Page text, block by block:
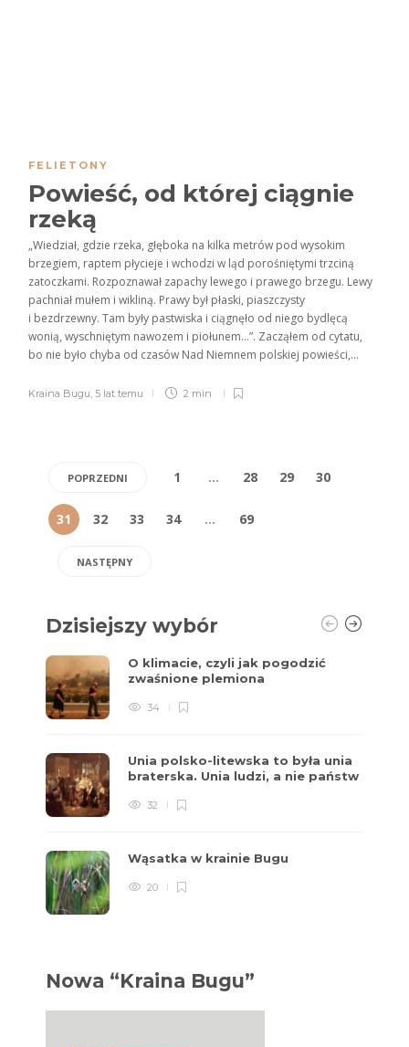
FELIETONY
Powieść, od której ciągnie
rzeką
„Wiedział, gdzie rzeka, głęboka na kilka metrów pod wysokim
brzegiem, raptem płycieje i wchodzi w ląd porośniętymi trzciną
zatoczkami. Rozpoznawał zapachy lewego i prawego brzegu. Lewy
pachniał mułem i wikliną. Prawy był płaski, piaszczysty
i bezdrzewny. Tam były pastwiska i ciągnęło od niego bydlęcą
wonią, wyschniętym nawozem i piołunem…”. Zacząłem od cytatu,
bo nie było chyba od czasów Nad Niemnem polskiej powieści,...
Kraina Bugu 5 lat temu 2 min
POPRZEDNI 1 … 28 29 30
31 32 33 34 … 69
NASTĘPNY
Dzisiejszy wybór
O klimacie, czyli jak pogodzić
zwaśnione plemiona
34
Unia polsko-litewska to była unia
braterska. Unia ludzi, a nie państw
32
Wąsatka w krainie Bugu
20
Nowa “Kraina Bugu”